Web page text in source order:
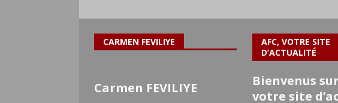
CARMEN FEVILIYE
Carmen FEVILIYE
AFC, VOTRE SITE
D’ACTUALITÉ
Bienvenus
votre site